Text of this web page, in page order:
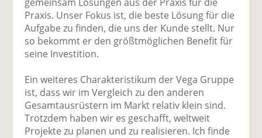
Praxis. Unser Fokus ist, die beste Lösung für die
Aufgabe zu finden, die uns der Kunde stellt. Nur
so bekommt er den größtmöglichen Benefit für
seine Investition.
Ein weiteres Charakteristikum der Vega Gruppe
ist, dass wir im Vergleich zu den anderen
Gesamtausrüstern im Markt relativ klein sind.
Trotzdem haben wir es geschafft, weltweit
Projekte zu planen und zu realisieren. Ich finde